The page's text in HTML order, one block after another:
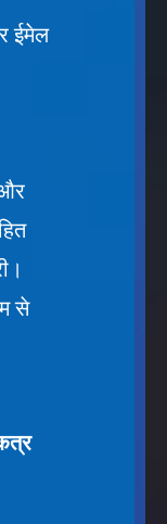
ईमेल
से